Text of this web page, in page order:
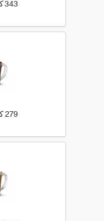
343 كيلو كالوري
279 كيلو كالوري